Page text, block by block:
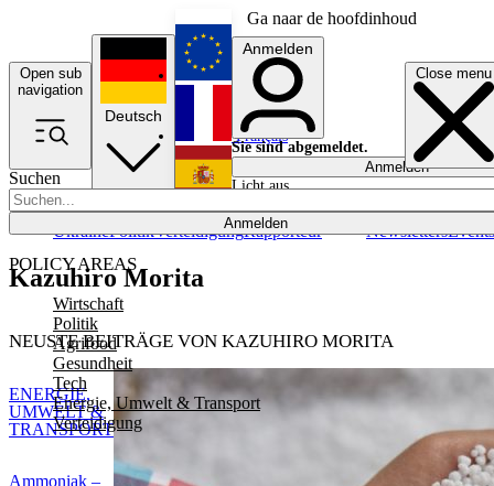
Ga naar de hoofdinhoud
Open sub
navigation
Close menu
Suchen
Anmelden
POLICY AREAS
Wirtschaft
Politik
Agrifood
Gesundheit
Tech
Energie, Umwelt & Transport
Verteidigung
UkrainePolitikVerteidigungRapporteur NewslettersEvents
Deutsch
English
Français
Anmelden
Sie sind abgemeldet.
Anmelden
Licht aus
Kazuhiro Morita
NEUSTE BEITRÄGE VON KAZUHIRO MORITA
Ammoniak –
ENERGIE,
UMWELT &
TRANSPORT